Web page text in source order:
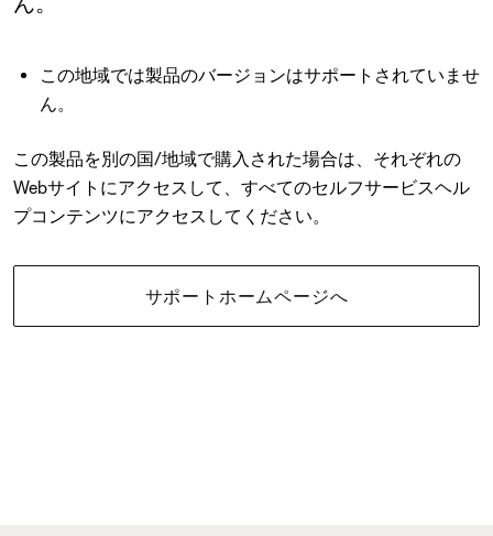
この地域では製品のバージョンはサポートされていませ
ん。
この製品を別の国/地域で購入された場合は、それぞれの
Webサイトにアクセスして、すべてのセルフサービスヘル
プコンテンツにアクセスしてください。
サポートホームページへ